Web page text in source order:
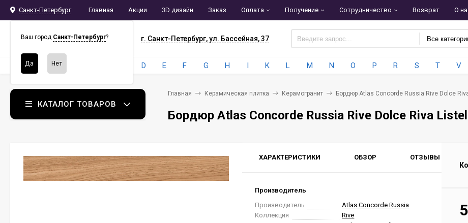
Санкт-Петербург
Ваш город Санкт-Петербург?
Главная Акции 3D дизайн Заказ Оплата Получение Сотрудничество Возврат О
СПБСНАБ г. Санкт-Петербург, ул. Бассейная, 37 Все
Бренды: 4 D E F G H I K L M N O P R S T V
КАТАЛОГ ТОВАРОВ
Главная Керамическая плитка Керамогранит Бордюр Atlas Concorde Russia Rive Dolce
Бордюр Atlas Concorde Russia Rive Dolce Riva
ХАРАКТЕРИСТИКИ ОБЗОР ОТЗЫВЫ
Производитель
Производитель
Atlas Concorde Russia
Коллекция
Rive